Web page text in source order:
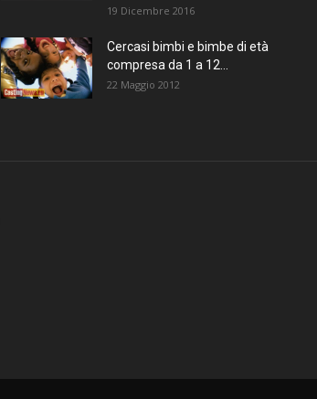
19 Dicembre 2016
Cercasi bimbi e bimbe di età
compresa da 1 a 12...
22 Maggio 2012